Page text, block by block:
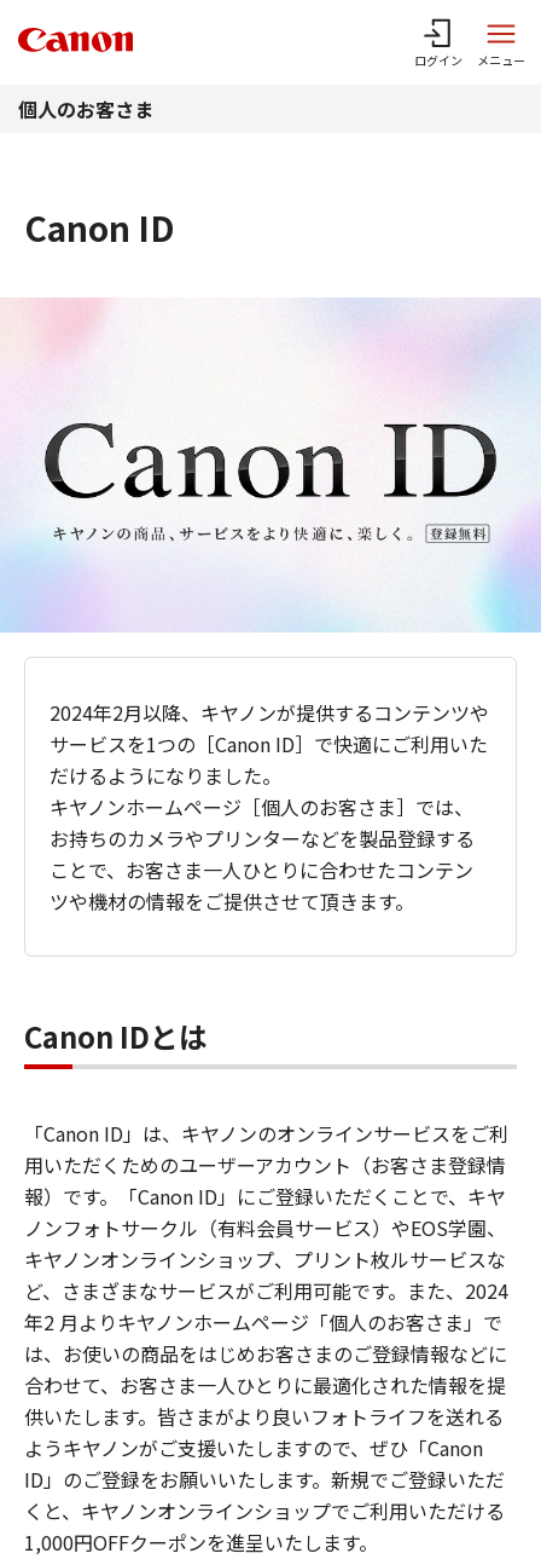
ログイン メニュー
個人のお客さま
Canon ID
2024年2月以降、キヤノンが提供するコンテンツや
サービスを1つの［Canon ID］で快適にご利用いた
だけるようになりました。
キヤノンホームページ［個人のお客さま］では、
お持ちのカメラやプリンターなどを製品登録する
ことで、お客さま一人ひとりに合わせたコンテン
ツや機材の情報をご提供させて頂きます。
Canon IDとは
「Canon ID」は、キヤノンのオンラインサービスをご利
用いただくためのユーザーアカウント（お客さま登録情
報）です。「Canon ID」にご登録いただくことで、キヤ
ノンフォトサークル（有料会員サービス）やEOS学園、
キヤノンオンラインショップ、プリント枚ルサービスな
ど、さまざまなサービスがご利用可能です。また、2024
年2 月よりキヤノンホームページ「個人のお客さま」で
は、お使いの商品をはじめお客さまのご登録情報などに
合わせて、お客さま一人ひとりに最適化された情報を提
供いたします。皆さまがより良いフォトライフを送れる
ようキヤノンがご支援いたしますので、ぜひ「Canon
ID」のご登録をお願いいたします。新規でご登録いただ
くと、キヤノンオンラインショップでご利用いただける
1,000円OFFクーポンを進呈いたします。